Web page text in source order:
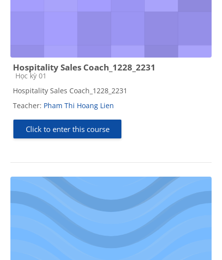
Hospitality Sales Coach_1228_2231
Course category
Học kỳ 01
Hospitality Sales Coach_1228_2231
Teacher: Pham Thi Hoang Lien
Click to enter this course